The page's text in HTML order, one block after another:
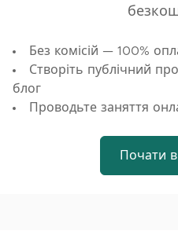
Без комісій — 100%
Створіть публічний
блог
Проводьте заняття
Почати